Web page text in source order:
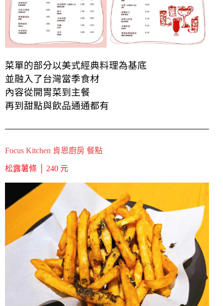
菜單的部分以美式經典料理為基底
並融入了台灣當季食材
內容從開胃菜到主餐
再到甜點與飲品通通都有
Focus Kitchen 肯恩廚房 餐點
松露薯條 │ 240 元